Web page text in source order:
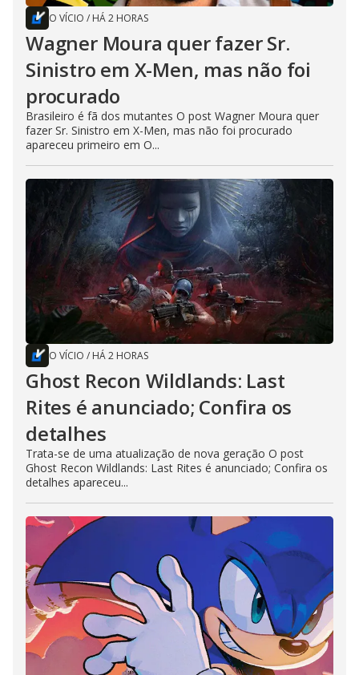
O VÍCIO / HÁ 2 HORAS
Wagner Moura quer fazer Sr.
Sinistro em X-Men, mas não foi
procurado
Brasileiro é fã dos mutantes O post Wagner Moura quer
fazer Sr. Sinistro em X-Men, mas não foi procurado
apareceu primeiro em O...
O VÍCIO / HÁ 2 HORAS
Ghost Recon Wildlands: Last
Rites é anunciado; Confira os
detalhes
Trata-se de uma atualização de nova geração O post
Ghost Recon Wildlands: Last Rites é anunciado; Confira os
detalhes apareceu...